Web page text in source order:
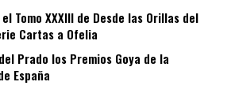
Tomo XXXIII de Desde las Orillas del
Cartas a Ofelia
Prado los Premios Goya de la
España